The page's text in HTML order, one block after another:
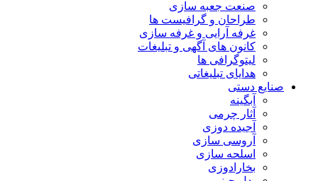
صنعت جعبه سازی
طراحان و گرافیست ها
غرفه آرایی و غرفه سازی
کانون های آگهی و تبلیغات
لیتوگرافی ها
هدایای تبلیغاتی
صنایع دستی
آبگینه
آثار چرمی
آجیده دوزی
آروسی سازی
اسلحه سازی
بخارادوزی